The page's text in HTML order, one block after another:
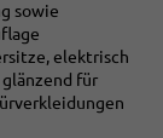
sowie
elektrisch
für